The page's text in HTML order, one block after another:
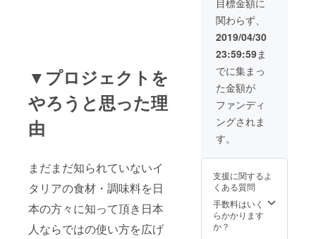
▼プロジェクトを
やろうと思った理
由
まだまだ知られていないイ
タリアの食材・調味料を日
本の方々に知って頂き日本
人ならではの使い方を広げ
関わらず、
2019/04/30
23:59:59ま
でに集まっ
た金額が
ファンディ
ングされま
す。
支援に関するよ
くある質問
手数料はいく
らかかります
か？